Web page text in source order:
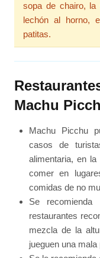
sopa de chairo,
lechón al horno,
patitas.
Machu
Machu Picchu
casos de
alimentaria, en
comer en
comidas de no
Se
restaurantes
mezcla de la
jueguen una